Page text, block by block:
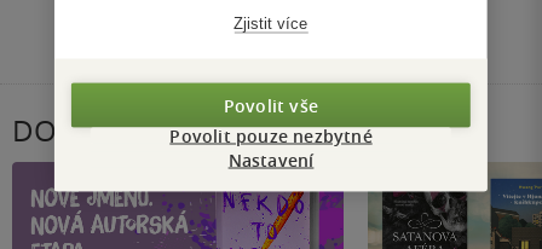
Další autogramiády
DOBRÝ BLOG
Zjistit více
Povolit vše
Povolit pouze nezbytné
Nastavení